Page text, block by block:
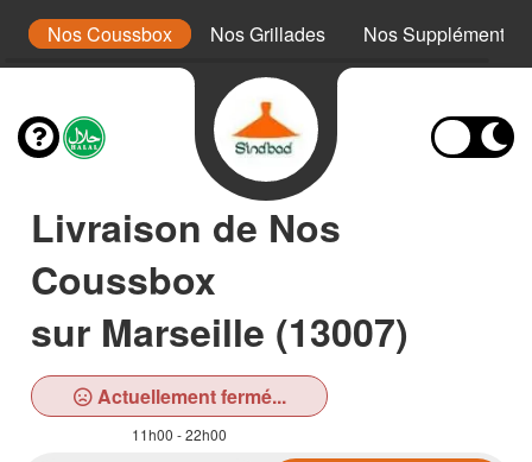
Nos Coussbox Nos Grillades Nos Suppléments
Livraison de Nos
Coussbox
sur Marseille (13007)
Actuellement fermé...
11h00 - 22h00